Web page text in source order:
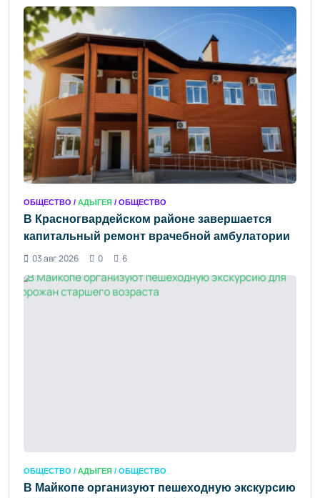
ОБЩЕСТВО / АДЫГЕЯ / ОБЩЕСТВО
В Красногвардейском районе завершается
капитальный ремонт врачебной амбулатории
03 авг 2026
0 6
ОБЩЕСТВО / АДЫГЕЯ / ОБЩЕСТВО
В Майкопе организуют пешеходную экскурсию